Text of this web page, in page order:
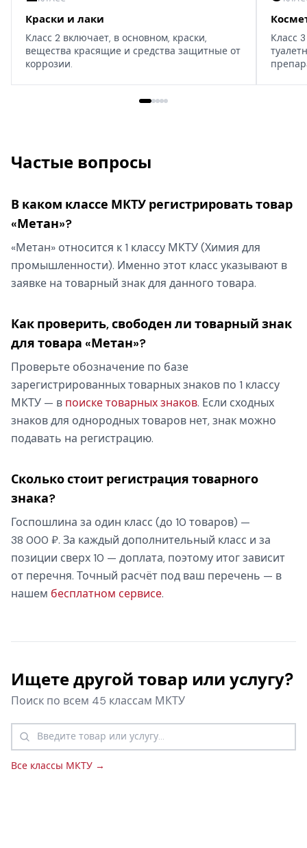
Краски и лаки
Класс 2 включает, в основном, краски,
вещества красящие и средства защитные от
коррозии.
Класс
Частые вопросы
В каком классе МКТУ регистрировать товар
«Метан»?
«Метан» относится к 1 классу МКТУ (Химия для
промышленности). Именно этот класс указывают в
заявке на товарный знак для данного товара.
Как проверить, свободен ли товарный знак
для товара «Метан»?
Проверьте обозначение по базе
зарегистрированных товарных знаков по 1 классу
МКТУ — в поиске товарных знаков. Если сходных
знаков для однородных товаров нет, знак можно
подавать на регистрацию.
Сколько стоит регистрация товарного
знака?
Госпошлина за один класс (до 10 товаров) —
38 000 ₽. За каждый дополнительный класс и за
позиции сверх 10 — доплата, поэтому итог зависит
от перечня. Точный расчёт под ваш перечень — в
нашем бесплатном сервисе.
Ищете другой товар или услугу?
Поиск по всем 45 классам МКТУ
Все классы МКТУ →